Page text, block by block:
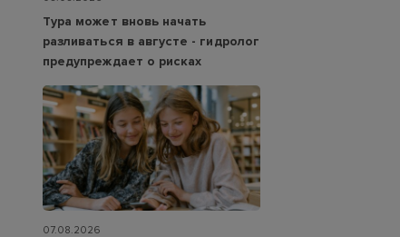
Тура может вновь начать
разливаться в августе - гидролог
предупреждает о рисках
07.08.2026